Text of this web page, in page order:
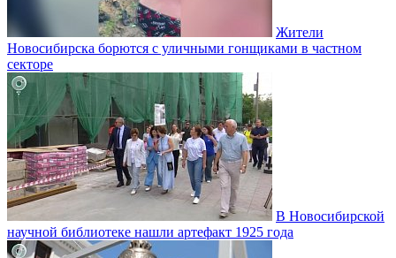
Жители
Новосибирска борются с уличными гонщиками в частном
секторе
В Новосибирской
научной библиотеке нашли артефакт 1925 года